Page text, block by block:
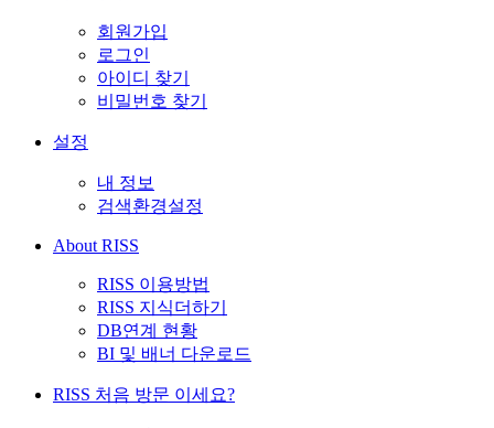
회원가입
로그인
아이디 찾기
비밀번호 찾기
설정
내 정보
검색환경설정
About RISS
RISS 이용방법
RISS 지식더하기
DB연계 현황
BI 및 배너 다운로드
RISS 처음 방문 이세요?